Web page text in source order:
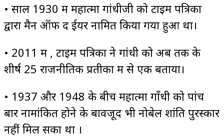
• साल 1930 में महात्मा गांधीजी को टाइम पत्रिका
द्वारा मैन ऑफ द ईयर नामित किया गया हुआ था।
• 2011 में , टाइम पत्रिका ने गांधी को अब तक के
शीर्ष 25 राजनीतिक प्रतीकों में से एक बताया।
• 1937 और 1948 के बीच महात्मा गाँधी को पांच
बार नामांकित होने के बावजूद भी नोबेल शांति पुरस्कार
नहीं मिल सका था ।